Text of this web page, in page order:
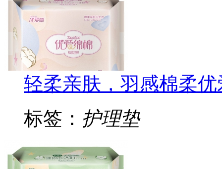
轻柔亲肤，羽感棉柔
标签： 护理垫